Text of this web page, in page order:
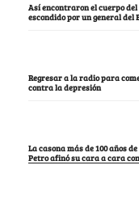
Así encontraron el cuerpo del
escondido por un general del
Regresar a la radio para
contra la depresión
La casona más de 100 años
Petro afinó su cara a cara